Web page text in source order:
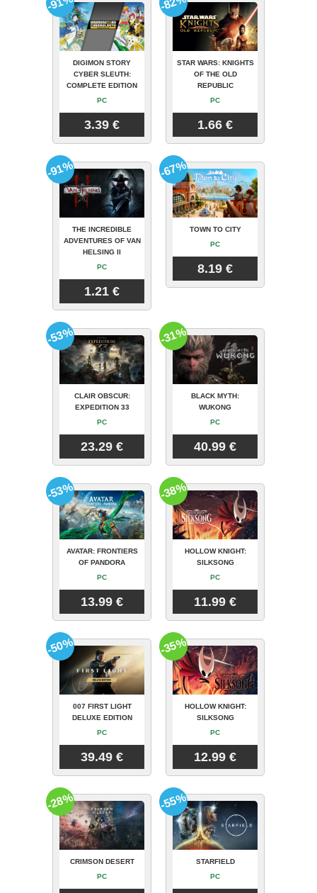
DIGIMON STORY
CYBER SLEUTH:
COMPLETE EDITION
PC
3.39 €
STAR WARS: KNIGHTS
OF THE OLD
REPUBLIC
PC
1.66 €
THE INCREDIBLE
ADVENTURES OF VAN
HELSING II
PC
1.21 €
-91%
TOWN TO CITY
PC
8.19 €
-67%
CLAIR OBSCUR:
EXPEDITION 33
PC
23.29 €
-53%
BLACK MYTH:
WUKONG
PC
40.99 €
-31%
AVATAR: FRONTIERS
OF PANDORA
PC
13.99 €
-53%
HOLLOW KNIGHT:
SILKSONG
PC
11.99 €
-38%
007 FIRST LIGHT
DELUXE EDITION
PC
39.49 €
-50%
HOLLOW KNIGHT:
SILKSONG
PC
12.99 €
-35%
CRIMSON DESERT
PC
-28%
STARFIELD
PC
-55%